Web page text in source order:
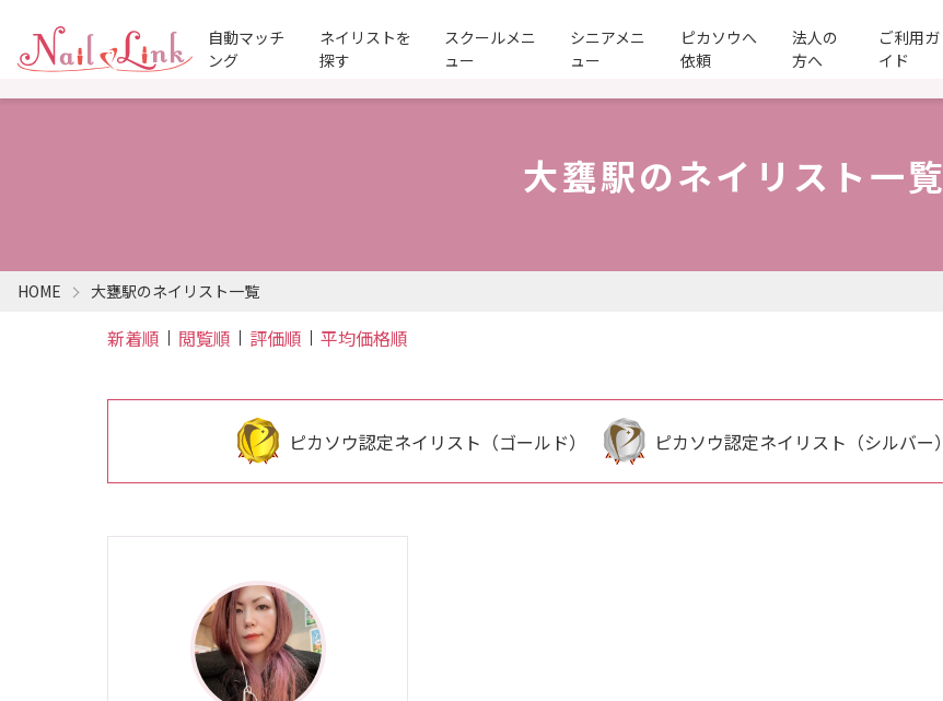
自動マッチ
ング
ネイリストを
探す
スクールメニ
ュー
シニアメニ
ュー
ピカソウへ
依頼
法人の
方へ
ご利用ガ
イド
大甕駅のネイリスト一覧
HOME 大甕駅のネイリスト一覧
新着順 閲覧順 評価順 平均価格順
ピカソウ認定ネイリスト（ゴールド） ピカソウ認定ネイリスト（シルバー）